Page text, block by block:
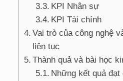
KPI Nhân sự
KPI Tài chính
Vai trò của công nghệ
liên tục
Thành quả và bài học
Những kết quả